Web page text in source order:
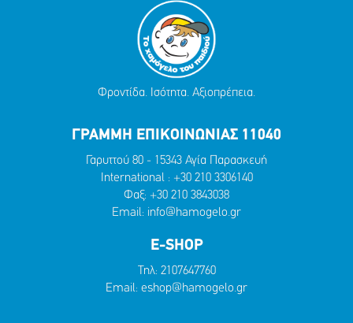
Φροντίδα. Ισότητα. Αξιοπρέπεια.
ΓΡΑΜΜΗ ΕΠΙΚΟΙΝΩΝΙΑΣ 11040
Γαρυττού 80 - 15343 Αγία Παρασκευή
International : +30 210 3306140
Φαξ: +30 210 3843038
Email: info@hamogelo.gr
E-SHOP
Τηλ: 2107647760
Email: eshop@hamogelo.gr